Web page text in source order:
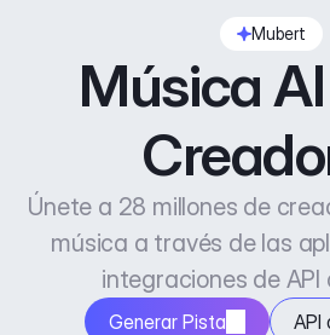
Mubert
Música
Únete a 28 millones de
música a través de las
integraciones de API
Generar Pista API